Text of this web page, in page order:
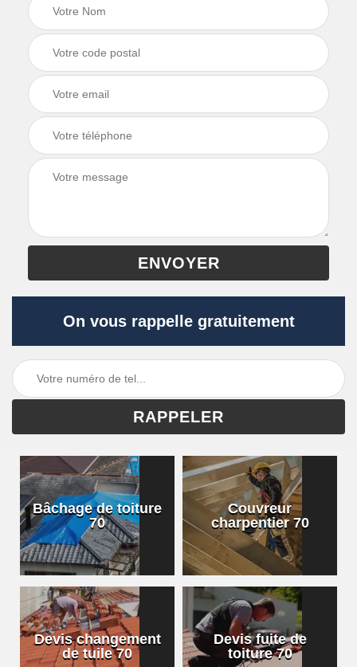
On vous rappelle gratuitement
Bâchage de toiture
70
Couvreur
charpentier 70
Devis changement
de tuile 70
Devis fuite de
toiture 70